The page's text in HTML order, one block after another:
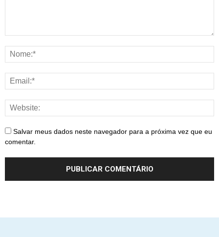
Salvar meus dados neste navegador para a próxima vez que eu
comentar.